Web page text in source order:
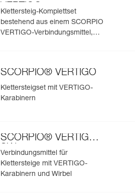
VERTIGO
Klettersteig-Komplettset
bestehend aus einem SCORPIO
VERTIGO-Verbindungsmittel,
SCORPIO® VERTIGO
Klettersteigset mit VERTIGO-
Karabinern
SCORPIO® VERTIGO
SW
Verbindungsmittel für
Klettersteige mit VERTIGO-
Karabinern und Wirbel